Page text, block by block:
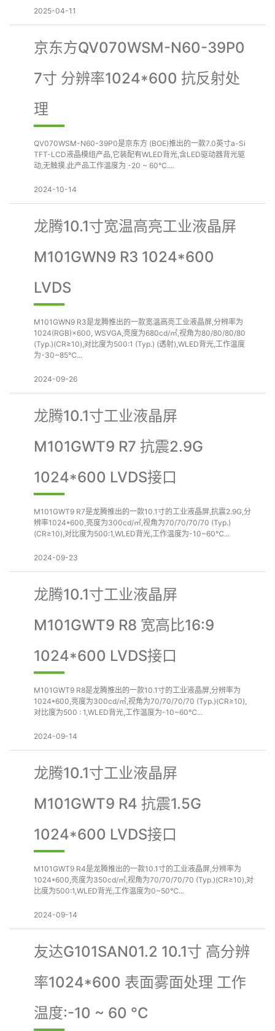
2025-04-11
京东方QV070WSM-N60-39P0
7寸 分辨率1024*600 抗反射处
理
QV070WSM-N60-39P0是京东方 (BOE)推出的一款7.0英寸a-Si
TFT-LCD液晶模组产品,它装配有WLED背光,含LED驱动器背光驱
动,无触摸.此产品工作温度为 -20 ~ 60°C....
2024-10-14
龙腾10.1寸宽温高亮工业液晶屏
M101GWN9 R3 1024*600
LVDS
M101GWN9 R3是龙腾推出的一款宽温高亮工业液晶屏,分辨率为
1024(RGB)×600, WSVGA,亮度为680cd/㎡,视角为80/80/80/80
(Typ.)(CR≥10),对比度为500:1 (Typ.) (透射),WLED背光,工作温度
为-30~85℃...
2024-09-26
龙腾10.1寸工业液晶屏
M101GWT9 R7 抗震2.9G
1024*600 LVDS接口
M101GWT9 R7是龙腾推出的一款10.1寸的工业液晶屏,抗震2.9G,分
辨率1024*600,亮度为300cd/㎡,视角为70/70/70/70 (Typ.)
(CR≥10),对比度为500:1,WLED背光,工作温度为-10~60℃...
2024-09-23
龙腾10.1寸工业液晶屏
M101GWT9 R8 宽高比16:9
1024*600 LVDS接口
M101GWT9 R8是龙腾推出的一款10.1寸的工业液晶屏,分辨率为
1024*600,亮度为300cd/㎡,视角为70/70/70/70 (Typ.)(CR≥10),
对比度为500 : 1,WLED背光,工作温度为-10~60℃...
2024-09-14
龙腾10.1寸工业液晶屏
M101GWT9 R4 抗震1.5G
1024*600 LVDS接口
M101GWT9 R4是龙腾推出的一款10.1寸的工业液晶屏,分辨率为
1024*600,亮度为350cd/㎡,视角为70/70/70/70 (Typ.)(CR≥10),对
比度为500:1,WLED背光,工作温度为0~50℃...
2024-09-14
友达G101SAN01.2 10.1寸 高分辨
率1024*600 表面雾面处理 工作
温度:-10 ~ 60 °C